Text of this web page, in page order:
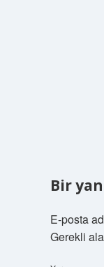
Bir
E-posta
Gerekli